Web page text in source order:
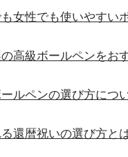
女性でも使いやすい
高級ボールペンをお
ルペンの選び方につ
還暦祝いの選び方と